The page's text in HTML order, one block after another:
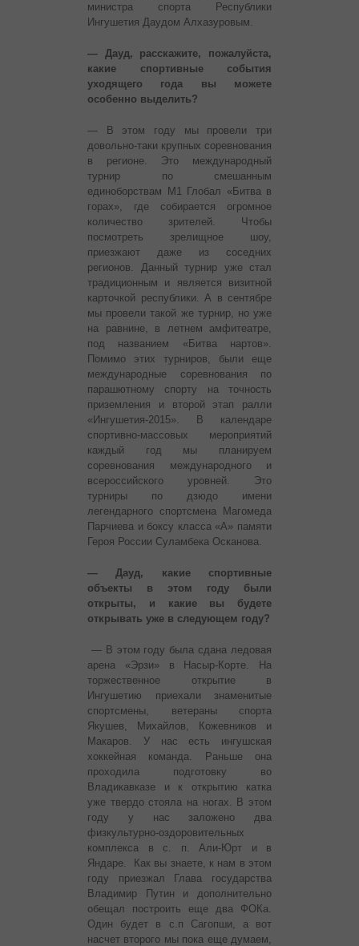
министра спорта Республики
Ингушетия Даудом Алхазуровым.
— Дауд, расскажите, пожалуйста,
какие спортивные события
уходящего года вы можете
особенно выделить?
— В этом году мы провели три
довольно-таки крупных соревнования
в регионе. Это международный
турнир по смешанным
единоборствам М1 Глобал «Битва в
горах», где собирается огромное
количество зрителей. Чтобы
посмотреть зрелищное шоу,
приезжают даже из соседних
регионов. Данный турнир уже стал
традиционным и является визитной
карточкой республики. А в сентябре
мы провели такой же турнир, но уже
на равнине, в летнем амфитеатре,
под названием «Битва нартов».
Помимо этих турниров, были еще
международные соревнования по
парашютному спорту на точность
приземления и второй этап ралли
«Ингушетия-2015». В календаре
спортивно-массовых мероприятий
каждый год мы планируем
соревнования международного и
всероссийского уровней. Это
турниры по дзюдо имени
легендарного спортсмена Магомеда
Парчиева и боксу класса «А» памяти
Героя России Суламбека Осканова.
— Дауд, какие спортивные
объекты в этом году были
открыты, и какие вы будете
открывать уже в следующем году?
— В этом году была сдана ледовая
арена «Эрзи» в Насыр-Корте. На
торжественное открытие в
Ингушетию приехали знаменитые
спортсмены, ветераны спорта
Якушев, Михайлов, Кожевников и
Макаров. У нас есть ингушская
хоккейная команда. Раньше она
проходила подготовку во
Владикавказе и к открытию катка
уже твердо стояла на ногах. В этом
году у нас заложено два
физкультурно-оздоровительных
комплекса в с. п. Али-Юрт и в
Яндаре. Как вы знаете, к нам в этом
году приезжал Глава государства
Владимир Путин и дополнительно
обещал построить еще два ФОКа.
Один будет в с.п Сагопши, а вот
насчет второго мы пока еще думаем,